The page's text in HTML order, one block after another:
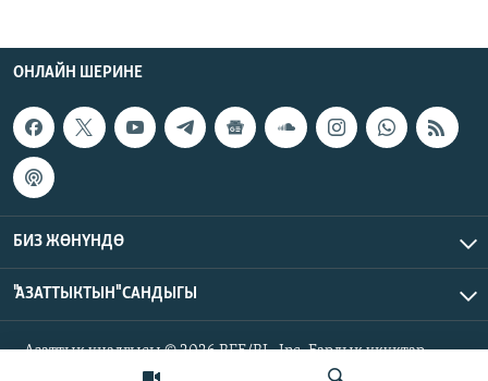
ОНЛАЙН ШЕРИНЕ
БИЗ ЖӨНҮНДӨ
"АЗАТТЫКТЫН" САНДЫГЫ
Азаттык үналгысы © 2026 RFE/RL, Inc. Бардык укуктар